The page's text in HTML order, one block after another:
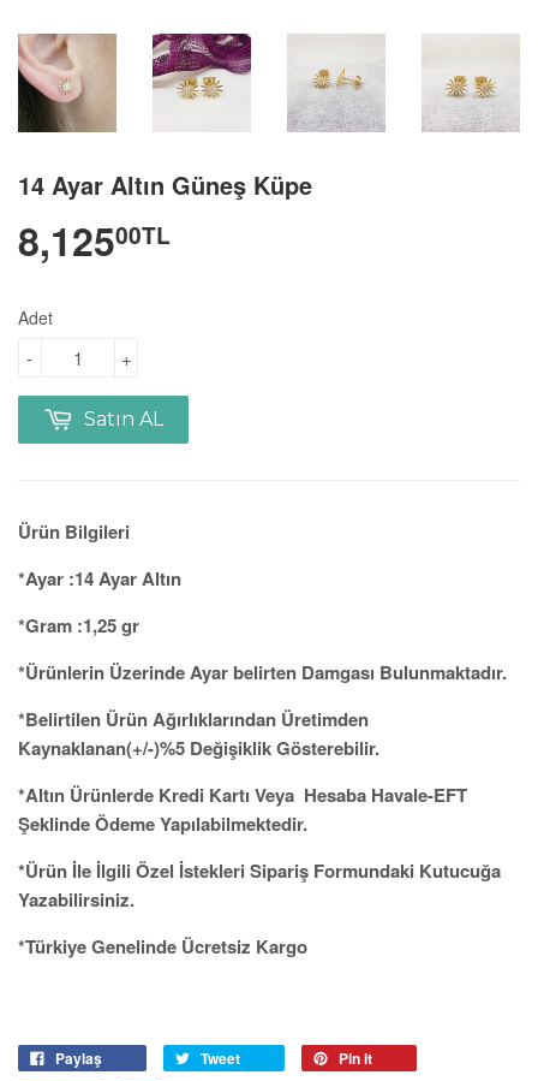
14 Ayar Altın Güneş Küpe
8,12500TL
Adet
+
-
Satın AL
Ürün Bilgileri
*Ayar :14 Ayar Altın
*Gram :1,25 gr
*Ürünlerin Üzerinde Ayar belirten Damgası Bulunmaktadır.
*Belirtilen Ürün Ağırlıklarından Üretimden
Kaynaklanan(+/-)%5 Değişiklik Gösterebilir.
*Altın Ürünlerde Kredi Kartı Veya Hesaba Havale-EFT
Şeklinde Ödeme Yapılabilmektedir.
*Ürün İle İlgili Özel İstekleri Sipariş Formundaki Kutucuğa
Yazabilirsiniz.
*Türkiye Genelinde Ücretsiz Kargo
Paylaş Tweet
Pin it